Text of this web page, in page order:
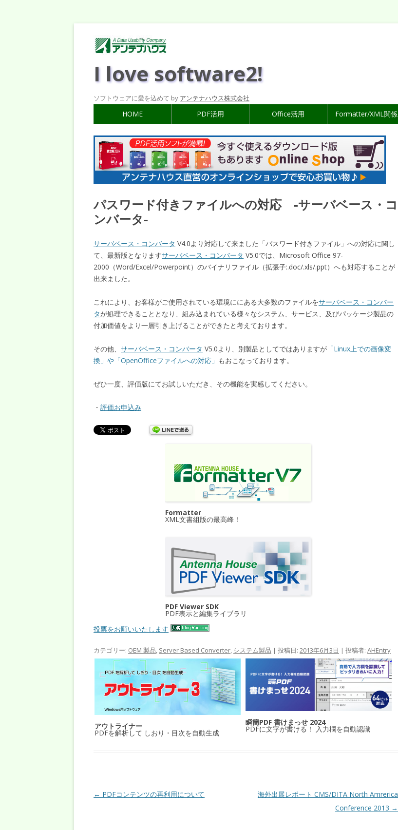
I love software2!
ソフトウェアに愛を込めて by アンテナハウス株式会社
HOME PDF活用 Office活用 Formatter/XML関係
パスワード付きファイルへの対応 -サーバベース・コ
ンバータ-
サーバベース・コンバータ V4.0より対応して来ました「パスワード付きファイル」への対応に関し
て、最新版となりますサーバベース・コンバータ V5.0では、Microsoft Office 97-
2000（Word/Excel/Powerpoint）のバイナリファイル（拡張子:.doc/.xls/.ppt）へも対応することが
出来ました。
これにより、お客様がご使用されている環境ににある大多数のファイルをサーバベース・コンバー
タが処理できることとなり、組み込まれている様々なシステム、サービス、及びパッケージ製品の
付加価値をより一層引き上げることができたと考えております。
その他、 サーバベース・コンバータ V5.0より、別製品としてではありますが 「Linux上での画像変
換」や「OpenOfficeファイルへの対応」 もおこなっております。
ぜひ一度、評価版にてお試しいただき、その機能を実感してください。
・ 評価お申込み
Formatter
XML文書組版の最高峰！
PDF Viewer SDK
PDF表示と編集ライブラリ
投票をお願いいたします
カテゴリー: OEM 製品 Server Based Converter システム製品 | 投稿日: 2013年6月3日 | 投稿者: AHEntry
アウトライナー
PDFを解析して しおり・目次を自動生成
瞬簡PDF 書けまっせ 2024
PDFに文字が書ける！ 入力欄を自動認識
投稿ナビゲーション
← PDFコンテンツの再利用について
海外出展レポート CMS/DITA North Amrerica
Conference 2013 →